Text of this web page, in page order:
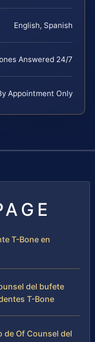
English, Spanish
Answered 24/7
Appointment Only
T-Bone en
del bufete
T-Bone
de Of Counsel del